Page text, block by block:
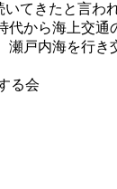
てきたと言わ
から海上交
戸内海を行
る会